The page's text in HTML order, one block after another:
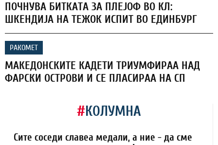
ПОЧНУВА БИТКАТА ЗА ПЛЕЈОФ ВО КЛ:
ШКЕНДИЈА НА ТЕЖОК ИСПИТ ВО ЕДИНБУРГ
РАКОМЕТ
МАКЕДОНСКИТЕ КАДЕТИ ТРИУМФИРАА НАД
ФАРСКИ ОСТРОВИ И СЕ ПЛАСИРАА НА СП
#КОЛУМНА
Сите соседи славеа медали, а ние - да сме